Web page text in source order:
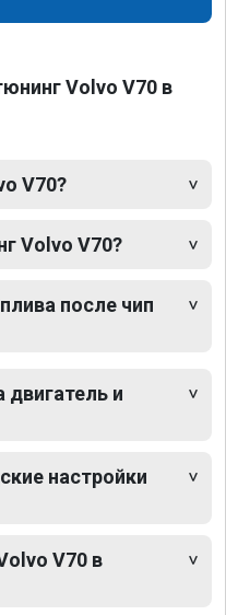
Volvo V70 в
V70?
Volvo V70?
после чип
двигатель и
настройки
V70 в